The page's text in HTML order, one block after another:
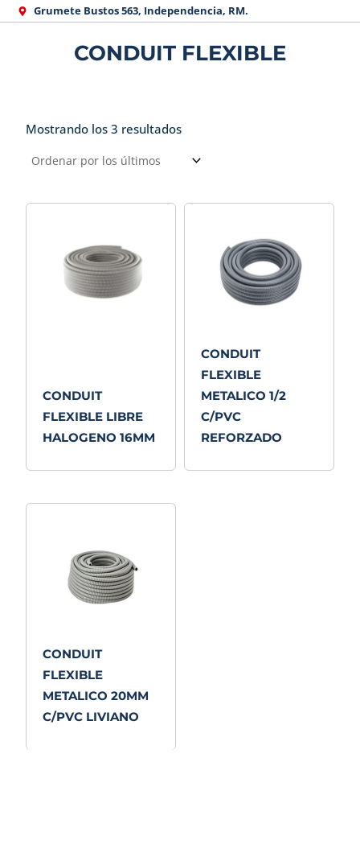
Grumete Bustos 563, Independencia, RM.
CONDUIT FLEXIBLE
Mostrando los 3 resultados
los
CONDUIT
FLEXIBLE LIBRE
HALOGENO 16MM
CONDUIT
FLEXIBLE
METALICO 1/2
C/PVC
REFORZADO
CONDUIT
FLEXIBLE
METALICO 20MM
C/PVC LIVIANO